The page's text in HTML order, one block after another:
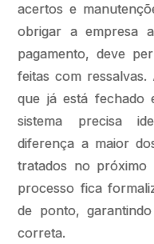
acertos e
obrigar a empresa
pagamento, deve
feitas com
que já está
sistema precisa
diferença a maior
tratados no
processo fica
de ponto,
correta.